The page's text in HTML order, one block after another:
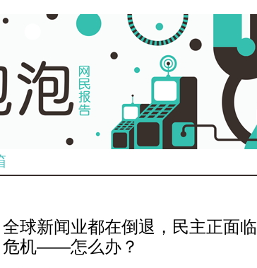
全球新闻业都在倒退，民主正面临
危机——怎么办？